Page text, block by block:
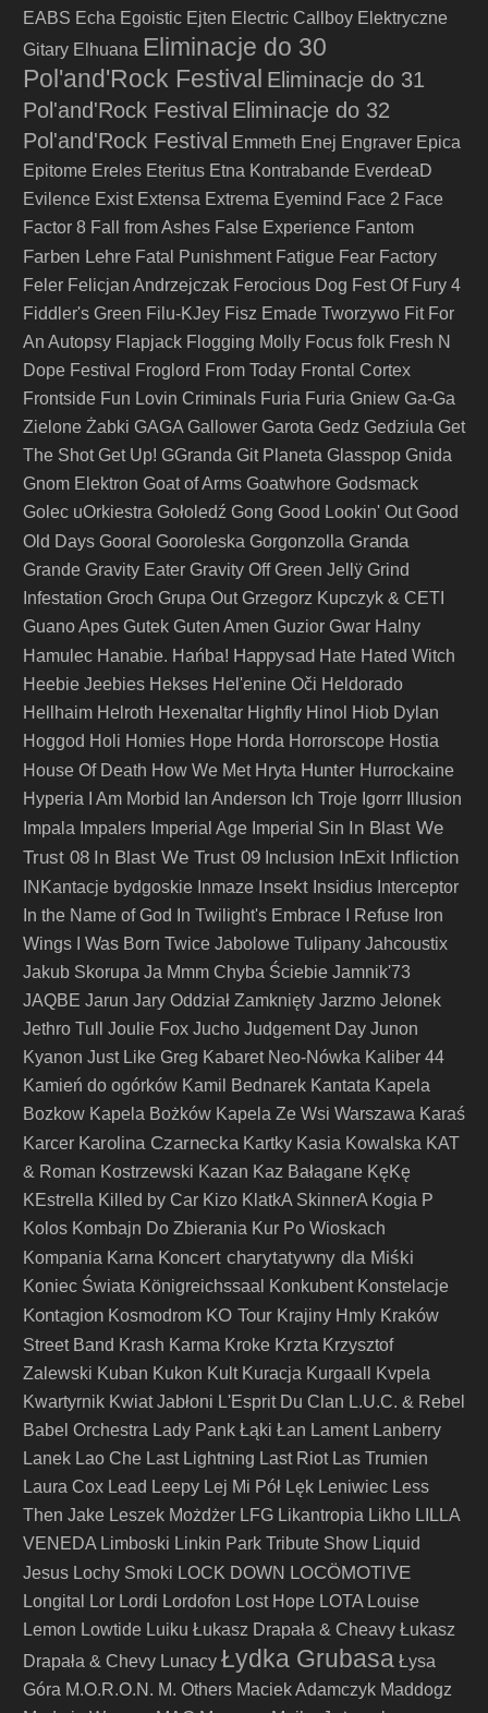
EABS Echa Egoistic Ejten Electric Callboy Elektryczne
Gitary Elhuana Eliminacje do 30
Pol'and'Rock Festival Eliminacje do 31
Pol'and'Rock Festival Eliminacje do 32
Pol'and'Rock Festival Emmeth Enej Engraver Epica
Epitome Ereles Eteritus Etna Kontrabande EverdeaD
Evilence Exist Extensa Extrema Eyemind Face 2 Face
Factor 8 Fall from Ashes False Experience Fantom
Farben Lehre Fatal Punishment Fatigue Fear Factory
Feler Felicjan Andrzejczak Ferocious Dog Fest Of Fury 4
Fiddler's Green Filu-KJey Fisz Emade Tworzywo Fit For
An Autopsy Flapjack Flogging Molly Focus folk Fresh N
Dope Festival
Froglord From Today Frontal Cortex
Frontside Fun Lovin Criminals Furia Furia Gniew Ga-Ga
Zielone Żabki GAGA Gallower Garota Gedz Gedziula Get
The Shot Get Up! GGranda Git Planeta Glasspop Gnida
Gnom Elektron Goat of Arms Goatwhore Godsmack
Golec uOrkiestra Gołoledź Gong Good Lookin' Out Good
Old Days Gooral Gooroleska Gorgonzolla Granda
Grande Gravity Eater Gravity Off Green Jellÿ Grind
Infestation Groch Grupa Out Grzegorz Kupczyk & CETI
Guano Apes Gutek Guten Amen Guzior Gwar Halny
Hamulec Hanabie. Hańba! Happysad Hate Hated Witch
Heebie Jeebies Hekses Hel'enine Oči Heldorado
Hellhaim Helroth Hexenaltar Highfly Hinol Hiob Dylan
Hoggod Holi Homies Hope Horda Horrorscope Hostia
House Of Death How We Met Hryta Hunter Hurrockaine
Hyperia
I Am Morbid Ian Anderson Ich Troje Igorrr
Illusion
Impala Impalers Imperial Age Imperial Sin In Blast We
Trust 08 In Blast We Trust 09 Inclusion InExit Infliction
INKantacje bydgoskie Inmaze Insekt Insidius Interceptor
In the Name of God
In Twilight's Embrace I Refuse Iron
Wings
I Was Born Twice Jabolowe Tulipany Jahcoustix
Jakub Skorupa Ja Mmm Chyba Ściebie Jamnik'73
JAQBE Jarun Jary Oddział Zamknięty Jarzmo Jelonek
Jethro Tull
Joulie Fox Jucho Judgement Day Junon
Kyanon Just Like Greg Kabaret Neo-Nówka Kaliber 44
Kamień do ogórków Kamil Bednarek Kantata Kapela
Bozkow Kapela Bożków Kapela Ze Wsi Warszawa Karaś
Karcer Karolina Czarnecka Kartky Kasia Kowalska KAT
& Roman Kostrzewski Kazan Kaz Bałagane KęKę
KEstrella Killed by Car Kizo KlatkA SkinnerA Kogia P
Kolos Kombajn Do Zbierania Kur Po Wioskach
Kompania Karna Koncert charytatywny dla Miśki
Koniec Świata Königreichssaal Konkubent Konstelacje
Kontagion Kosmodrom KO Tour Krajiny Hmly Kraków
Street Band Krash Karma Kroke Krzta Krzysztof
Zalewski Kuban Kukon Kult Kuracja Kurgaall
Kvpela
Kwartyrnik Kwiat Jabłoni L'Esprit Du Clan L.U.C. & Rebel
Babel Orchestra Lady Pank Łąki Łan Lament Lanberry
Lanek Lao Che Last Lightning Last Riot Las Trumien
Laura Cox Lead Leepy Lej Mi Pół Lęk Leniwiec Less
Then Jake Leszek Możdżer LFG Likantropia Likho LILLA
VENEDA Limboski Linkin Park Tribute Show Liquid
Jesus Lochy Smoki LOCK DOWN LOCÖMOTIVE
Longital Lor Lordi Lordofon Lost Hope LOTA Louise
Lemon Lowtide Luiku Łukasz Drapała & Cheavy Łukasz
Drapała & Chevy Lunacy Łydka Grubasa Łysa
Góra M.O.R.O.N. M. Others Maciek Adamczyk Maddogz